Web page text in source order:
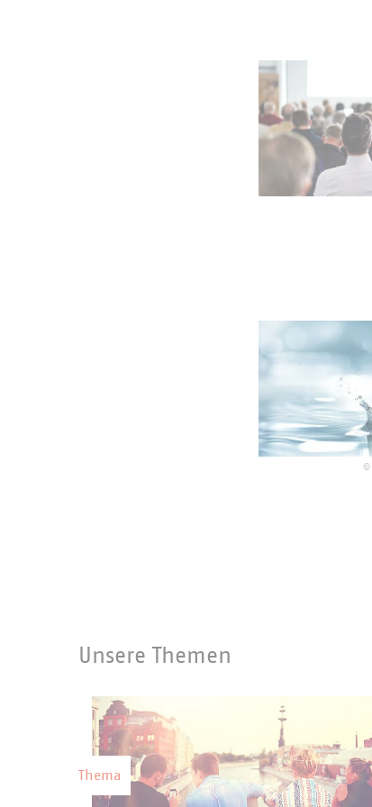
©
Unsere Themen
Thema